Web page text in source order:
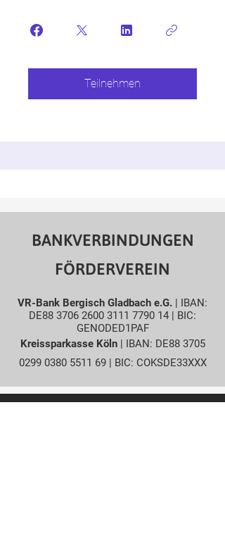
Teilnehmen
BANKVERBINDUNGEN
FÖRDERVEREIN
VR-Bank Bergisch Gladbach e.G. | IBAN:
DE88 3706 2600 3111 7790 14 | BIC:
GENODED1PAF
Kreissparkasse Köln| IBAN: DE88 3705
0299 0380 5511 69 | BIC: COKSDE33XXX